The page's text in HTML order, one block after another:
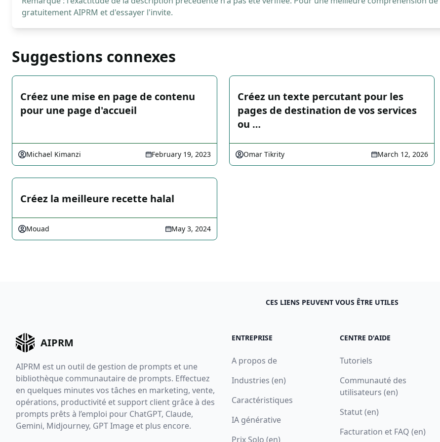
gratuitement AIPRM et d'essayer l'invite.
Suggestions connexes
Créez une mise en page de contenu
pour une page d'accueil
Michael Kimanzi February 19, 2023
Créez un texte percutant pour les
pages de destination de vos services
ou …
Omar Tikrity March 12, 2026
Créez la meilleure recette halal
Mouad May 3, 2024
CES LIENS PEUVENT VOUS ÊTRE UTILES
AIPRM
AIPRM est un outil de gestion de prompts et une
bibliothèque communautaire de prompts. Effectuez
en quelques minutes vos tâches en marketing, vente,
opérations, productivité et support client grâce à des
prompts prêts à l’emploi pour ChatGPT, Claude,
Gemini, Midjourney, GPT Image et plus encore.
ENTREPRISE
A propos de
Industries (en)
Caractéristiques
IA générative
Prix Solo (en)
CENTRE D'AIDE
Tutoriels
Communauté des
utilisateurs (en)
Statut (en)
Facturation et FAQ (en)